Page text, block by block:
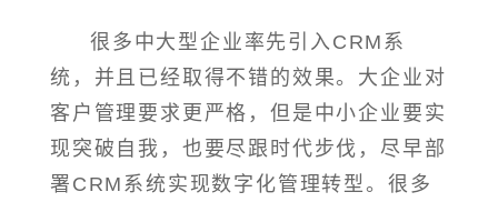
很多中大型企业率先引入CRM系
统，并且已经取得不错的效果。大企业对
客户管理要求更严格，但是中小企业要实
现突破自我，也要尽跟时代步伐，尽早部
署CRM系统实现数字化管理转型。很多